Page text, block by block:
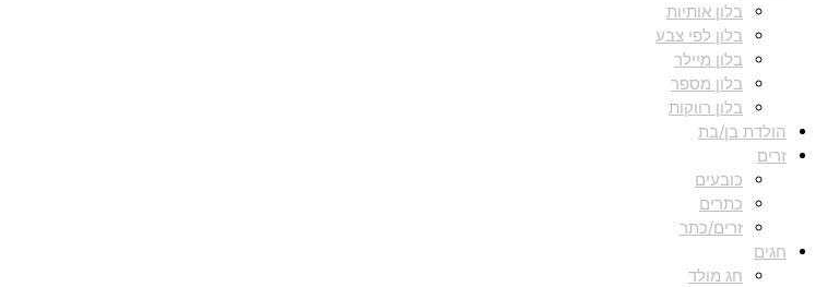
בלון אותיות
בלון לפי צבע
בלון מיילר
בלון מספר
בלון רווקות
הולדת בן/בת
זרים
כובעים
כתרים
זרים/כתר
חגים
חג מולד